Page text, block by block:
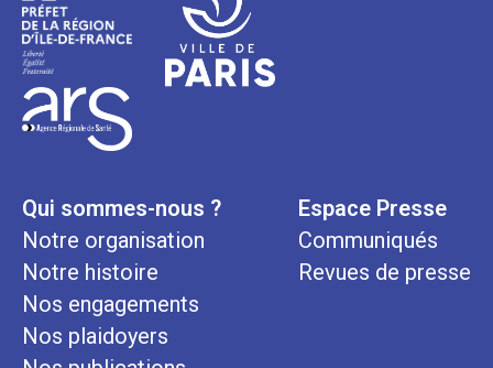
Qui sommes-nous ?
Notre organisation
Notre histoire
Nos engagements
Nos plaidoyers
Espace Presse
Communiqués
Revues de presse